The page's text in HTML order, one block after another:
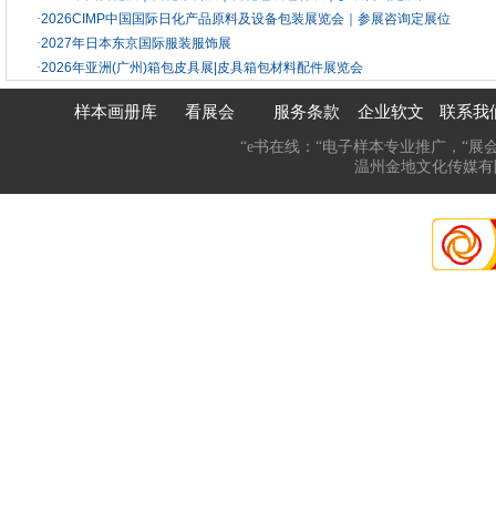
·2026CIMP中国国际日化产品原料及设备包装展览会｜参展咨询定展位
·2027年日本东京国际服装服饰展
·2026年亚洲(广州)箱包皮具展|皮具箱包材料配件展览会
样本画册库 看展会 服务条款 企业软文 联系我
“e书在线：“电子样本专业推广，“展
温州金地文化传媒